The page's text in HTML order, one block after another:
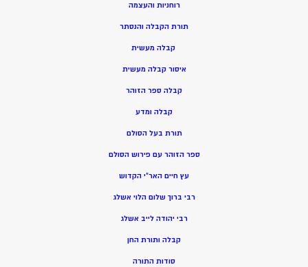
רוחניות והעצמה
תורת הקבלה והנסתר
קבלה מעשית
איסור קבלה מעשית
קבלה ספר הזוהר
קבלה ומדע
תורת בעל הסולם
ספר הזוהר עם פירוש הסולם
עץ חיים האר”י הקדוש
רבי ברוך שלום הלוי אשלג
רבי יהודה לייב אשלג
קבלה ותורת החן
סודות התורה